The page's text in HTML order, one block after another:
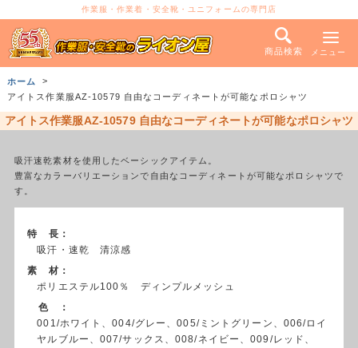
作業服・作業着・安全靴・ユニフォームの専門店
商品検索 メニュー
ホーム
アイトス作業服AZ-10579 自由なコーディネートが可能なポロシャツ
アイトス作業服AZ-10579 自由なコーディネートが可能なポロシャツ
吸汗速乾素材を使用したベーシックアイテム。
豊富なカラーバリエーションで自由なコーディネートが可能なポロシャツで
す。
特 長：
吸汗・速乾 清涼感
素 材：
ポリエステル100％ ディンプルメッシュ
色 ：
001/ホワイト、004/グレー、005/ミントグリーン、006/ロイ
ヤルブルー、007/サックス、008/ネイビー、009/レッド、